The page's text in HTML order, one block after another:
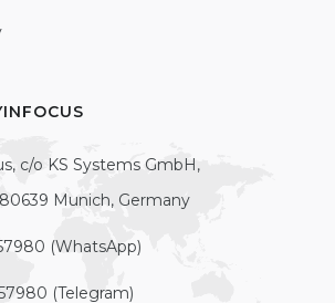
c/o KS Systems GmbH,
Munich, Germany
(WhatsApp)
(Telegram)